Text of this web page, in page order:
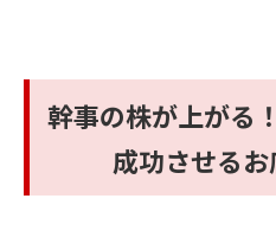
幹事の株が上がる
成功させる